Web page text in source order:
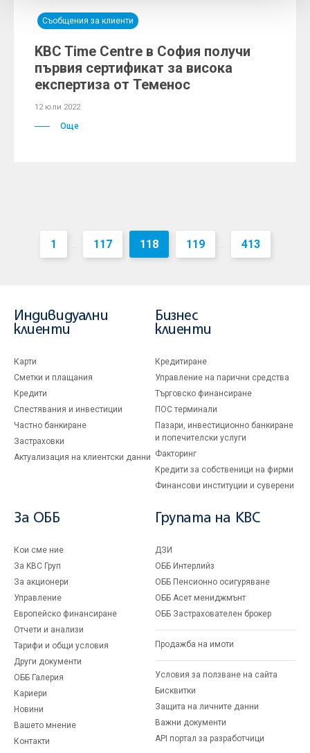
Съобщения за клиенти
KBC Time Centre в София получи
първия сертификат за висока
експертиза от Теменос
12 юли 2022
Още
1 ... 117 118 119 ... 413
Индивидуални
клиенти
Карти
Сметки и плащания
Кредити
Спестявания и инвестиции
Частно банкиране
Застраховки
Актуализация на клиентски данни
Бизнес
клиенти
Кредитиране
Управление на парични средства
Търговско финансиране
ПОС терминали
Пазари, инвестиционно банкиране
и попечителски услуги
Факторинг
Кредити за собственици на фирми
Финансови институции и суверени
За ОББ
Кои сме ние
За KBC Груп
За акционери
Управление
Европейско финансиране
Отчети и анализи
Тарифи и общи условия
Други документи
ОББ Галерия
Кариери
Новини
Вашето мнение
Контакти
Групата на KBC
ДЗИ
ОББ Интерлийз
ОББ Пенсионно осигуряване
ОББ Асет мениджмънт
ОББ Застрахователен брокер
Продажба на имоти
Условия за ползване на сайта
Бисквитки
Защита на личните данни
Важни документи
API портал за разработчици